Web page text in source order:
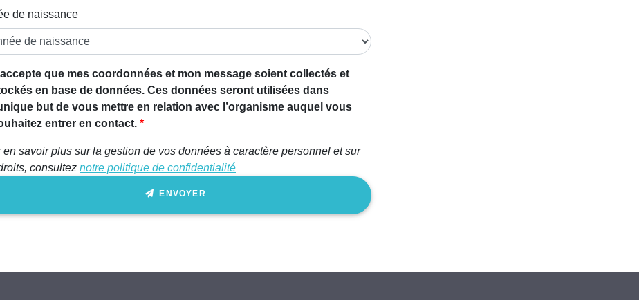
de naissance
que mes coordonnées et mon message soient collectés et
en base de données. Ces données seront utilisées dans
but de vous mettre en relation avec l’organisme auquel vous
entrer en contact.
en savoir plus sur la gestion de vos données à caractère personnel et sur
consultez notre politique de confidentialité
ENVOYER